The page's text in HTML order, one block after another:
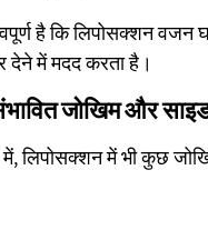
है कि लिपोसक्शन
देने में मदद करता है।
जोखिम और
में, लिपोसक्शन में भी कुछ